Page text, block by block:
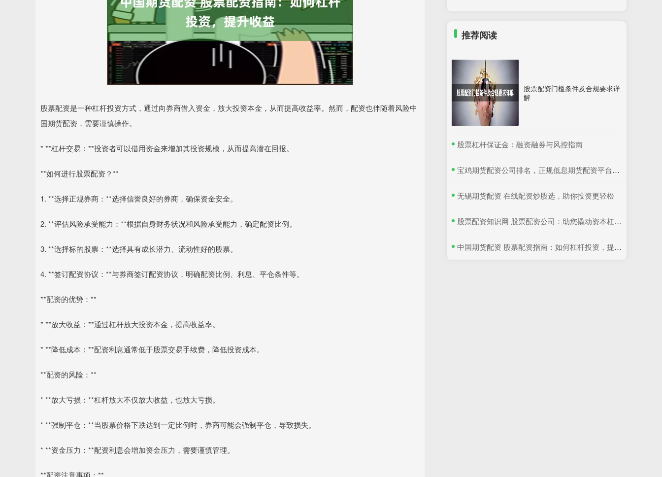
股票配资是一种杠杆投资方式，通过向券商借入资金，放大投资本金，从而提高收益率。然而，配资也伴随着风险中
国期货配资，需要谨慎操作。
* **杠杆交易：**投资者可以借用资金来增加其投资规模，从而提高潜在回报。
**如何进行股票配资？**
1. **选择正规券商：**选择信誉良好的券商，确保资金安全。
2. **评估风险承受能力：**根据自身财务状况和风险承受能力，确定配资比例。
3. **选择标的股票：**选择具有成长潜力、流动性好的股票。
4. **签订配资协议：**与券商签订配资协议，明确配资比例、利息、平仓条件等。
**配资的优势：**
* **放大收益：**通过杠杆放大投资本金，提高收益率。
* **降低成本：**配资利息通常低于股票交易手续费，降低投资成本。
**配资的风险：**
* **放大亏损：**杠杆放大不仅放大收益，也放大亏损。
* **强制平仓：**当股票价格下跌达到一定比例时，券商可能会强制平仓，导致损失。
* **资金压力：**配资利息会增加资金压力，需要谨慎管理。
**配资注意事项：**
推荐阅读
股票配资门槛条件及合规要求详
解
​股票杠杆保证金：融资融券与风控指南
​宝鸡期货配资公司排名，正规低息期货配资平台推荐
​无锡期货配资 在线配资炒股选，助你投资更轻松
​股票配资知识网 股票配资公司：助您撬动资本杠杆，实现财富增值
​中国期货配资 股票配资指南：如何杠杆投资，提升收益